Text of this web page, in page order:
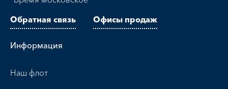
Обратная связь
Офисы продаж
Информация
Наш флот